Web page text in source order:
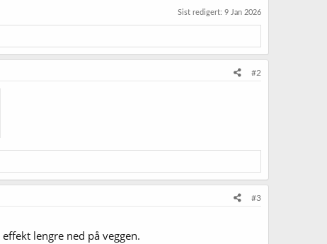
Sist redigert: 9 Jan 2026
#2
#3
lengre ned på veggen.